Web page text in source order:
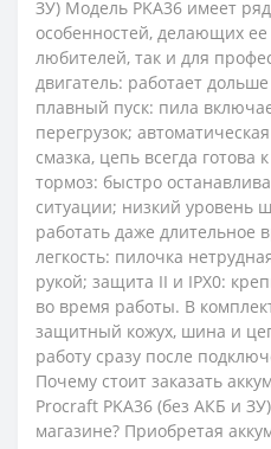
ЗУ) Модель PKA36 имеет
особенностей, делающих
любителей, так и для
двигатель: работает
плавный пуск: пила
перегрузок;
смазка, цепь всегда готова
тормоз: быстро
ситуации; низкий уровень
работать даже длительное
легкость: пилочка
рукой; защита II и IPX0:
во время работы. В
защитный кожух, шина и
работу сразу после
Почему стоит заказать
Procraft PKA36 (без АКБ и
магазине? Приобретая